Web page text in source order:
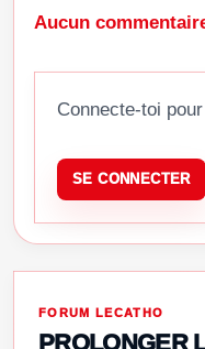
Aucun
Connecte-toi
SE CONNECTER
FORUM LECATHO
PROLONGER